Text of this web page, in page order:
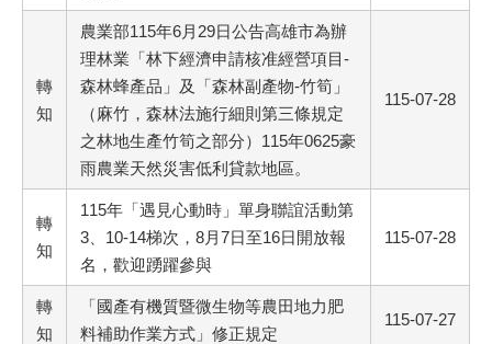
轉
知
農業部115年6月29日公告高雄市為辦
理林業「林下經濟申請核准經營項目-
森林蜂產品」及「森林副產物-竹筍」
（麻竹，森林法施行細則第三條規定
之林地生產竹筍之部分）115年0625豪
雨農業天然災害低利貸款地區。
115-07-28
轉
知
115年「遇見心動時」單身聯誼活動第
3、10-14梯次，8月7日至16日開放報
名，歡迎踴躍參與
115-07-28
轉
知
「國產有機質暨微生物等農田地力肥
料補助作業方式」修正規定
115-07-27